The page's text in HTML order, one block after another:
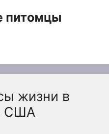
питомцы
жизни в
США